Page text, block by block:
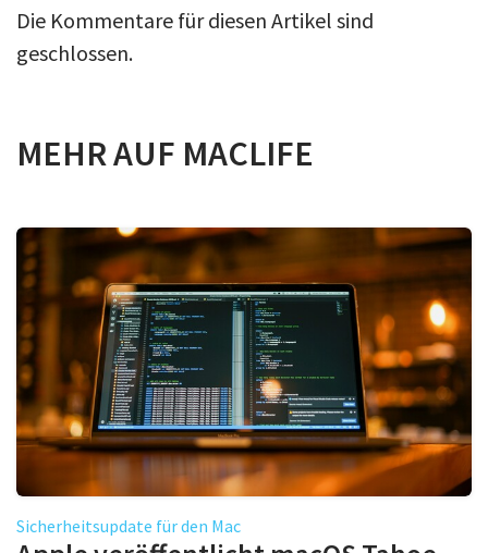
Die Kommentare für diesen Artikel sind
geschlossen.
MEHR AUF MACLIFE
Sicherheitsupdate für den Mac